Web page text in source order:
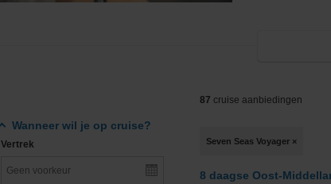
Wanneer wil je op cruise?
Vertrek
87 cruise aanbiedingen
Seven Seas Voyager ×
8 daagse Oost-